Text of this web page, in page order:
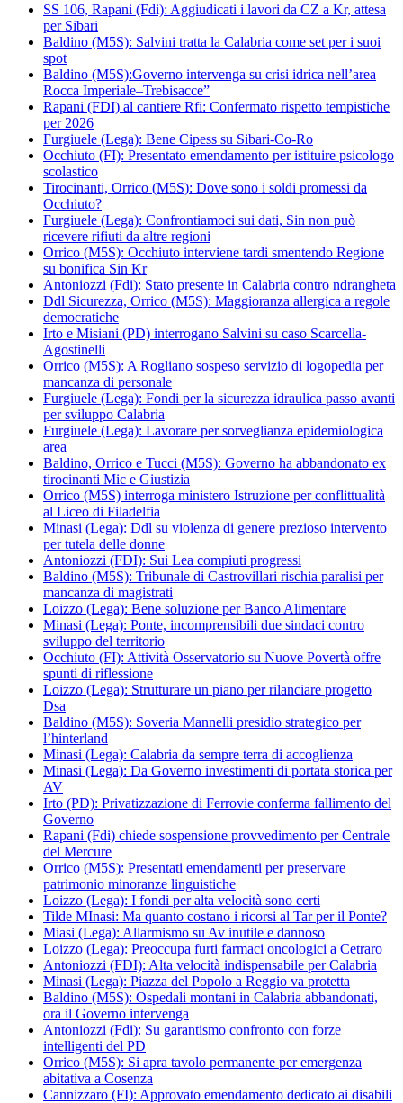
SS 106, Rapani (Fdi): Aggiudicati i lavori da CZ a Kr, attesa
per Sibari
Baldino (M5S): Salvini tratta la Calabria come set per i suoi
spot
Baldino (M5S):Governo intervenga su crisi idrica nell’area
Rocca Imperiale–Trebisacce”
Rapani (FDI) al cantiere Rfi: Confermato rispetto tempistiche
per 2026
Furgiuele (Lega): Bene Cipess su Sibari-Co-Ro
Occhiuto (FI): Presentato emendamento per istituire psicologo
scolastico
Tirocinanti, Orrico (M5S): Dove sono i soldi promessi da
Occhiuto?
Furgiuele (Lega): Confrontiamoci sui dati, Sin non può
ricevere rifiuti da altre regioni
Orrico (M5S): Occhiuto interviene tardi smentendo Regione
su bonifica Sin Kr
Antoniozzi (Fdi): Stato presente in Calabria contro ndrangheta
Ddl Sicurezza, Orrico (M5S): Maggioranza allergica a regole
democratiche
Irto e Misiani (PD) interrogano Salvini su caso Scarcella-
Agostinelli
Orrico (M5S): A Rogliano sospeso servizio di logopedia per
mancanza di personale
Furgiuele (Lega): Fondi per la sicurezza idraulica passo avanti
per sviluppo Calabria
Furgiuele (Lega): Lavorare per sorveglianza epidemiologica
area
Baldino, Orrico e Tucci (M5S): Governo ha abbandonato ex
tirocinanti Mic e Giustizia
Orrico (M5S) interroga ministero Istruzione per conflittualità
al Liceo di Filadelfia
Minasi (Lega): Ddl su violenza di genere prezioso intervento
per tutela delle donne
Antoniozzi (FDI): Sui Lea compiuti progressi
Baldino (M5S): Tribunale di Castrovillari rischia paralisi per
mancanza di magistrati
Loizzo (Lega): Bene soluzione per Banco Alimentare
Minasi (Lega): Ponte, incomprensibili due sindaci contro
sviluppo del territorio
Occhiuto (FI): Attività Osservatorio su Nuove Povertà offre
spunti di riflessione
Loizzo (Lega): Strutturare un piano per rilanciare progetto
Dsa
Baldino (M5S): Soveria Mannelli presidio strategico per
l’hinterland
Minasi (Lega): Calabria da sempre terra di accoglienza
Minasi (Lega): Da Governo investimenti di portata storica per
AV
Irto (PD): Privatizzazione di Ferrovie conferma fallimento del
Governo
Rapani (Fdi) chiede sospensione provvedimento per Centrale
del Mercure
Orrico (M5S): Presentati emendamenti per preservare
patrimonio minoranze linguistiche
Loizzo (Lega): I fondi per alta velocità sono certi
Tilde MInasi: Ma quanto costano i ricorsi al Tar per il Ponte?
Miasi (Lega): Allarmismo su Av inutile e dannoso
Loizzo (Lega): Preoccupa furti farmaci oncologici a Cetraro
Antoniozzi (FDI): Alta velocità indispensabile per Calabria
Minasi (Lega): Piazza del Popolo a Reggio va protetta
Baldino (M5S): Ospedali montani in Calabria abbandonati,
ora il Governo intervenga
Antoniozzi (Fdi): Su garantismo confronto con forze
intelligenti del PD
Orrico (M5S): Si apra tavolo permanente per emergenza
abitativa a Cosenza
Cannizzaro (FI): Approvato emendamento dedicato ai disabili